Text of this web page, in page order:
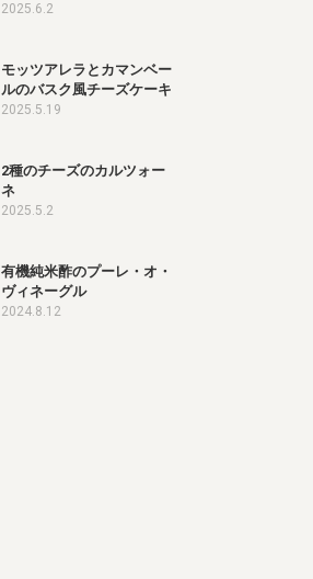
2025.6.2
モッツアレラとカマンベー
ルのバスク風チーズケーキ
2025.5.19
2種のチーズのカルツォー
ネ
2025.5.2
有機純米酢のプーレ・オ・
ヴィネーグル
2024.8.12